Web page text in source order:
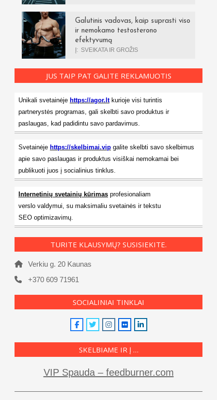
Galutinis vadovas, kaip suprasti viso
ir nemokamo testosterono
efektyvumą
Į: SVEIKATA IR GROŽIS
JUS TAIP PAT GALITE REKLAMUOTIS
Unikali svetainėje https://agor.ltkurioje visi turintis
partnerystės programas, gali skelbti savo produktus ir
paslaugas, kad padidintu savo pardavimus.
Svetainėje https://skelbimai.vip galite skelbti savo skelbimus
apie savo paslaugas ir produktus visiškai nemokamai bei
publikuoti juos į socialinius tinklus.
Internetinių svetainių kūrimas profesionaliam
verslo valdymui, su maksimaliu svetainės ir tekstu
SEO optimizavimų.
TURITE KLAUSYMŲ? SUSISIEKITE.
Verkiu g. 20 Kaunas
+370 609 71961
SOCIALINIAI TINKLAI
SKELBIAME IR Į …
VIP Spauda – feedburner.com